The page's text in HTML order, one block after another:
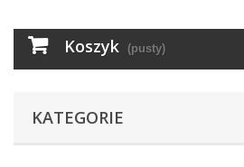
Koszyk (pusty)
KATEGORIE